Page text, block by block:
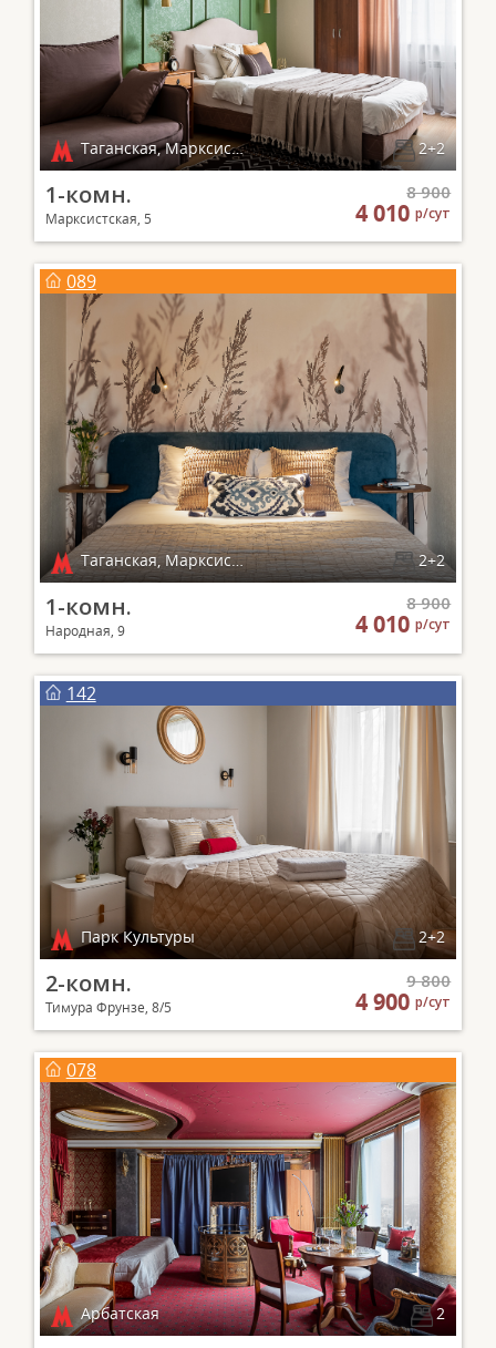
Таганская, Марксистская 2+2
1-комн.
Марксистская, 5
8 900
4 010р/сут
089
Таганская, Марксистская 2+2
1-комн.
Народная, 9
8 900
4 010р/сут
142
Парк Культуры 2+2
2-комн.
Тимура Фрунзе, 8/5
9 800
4 900р/сут
078
Арбатская 2